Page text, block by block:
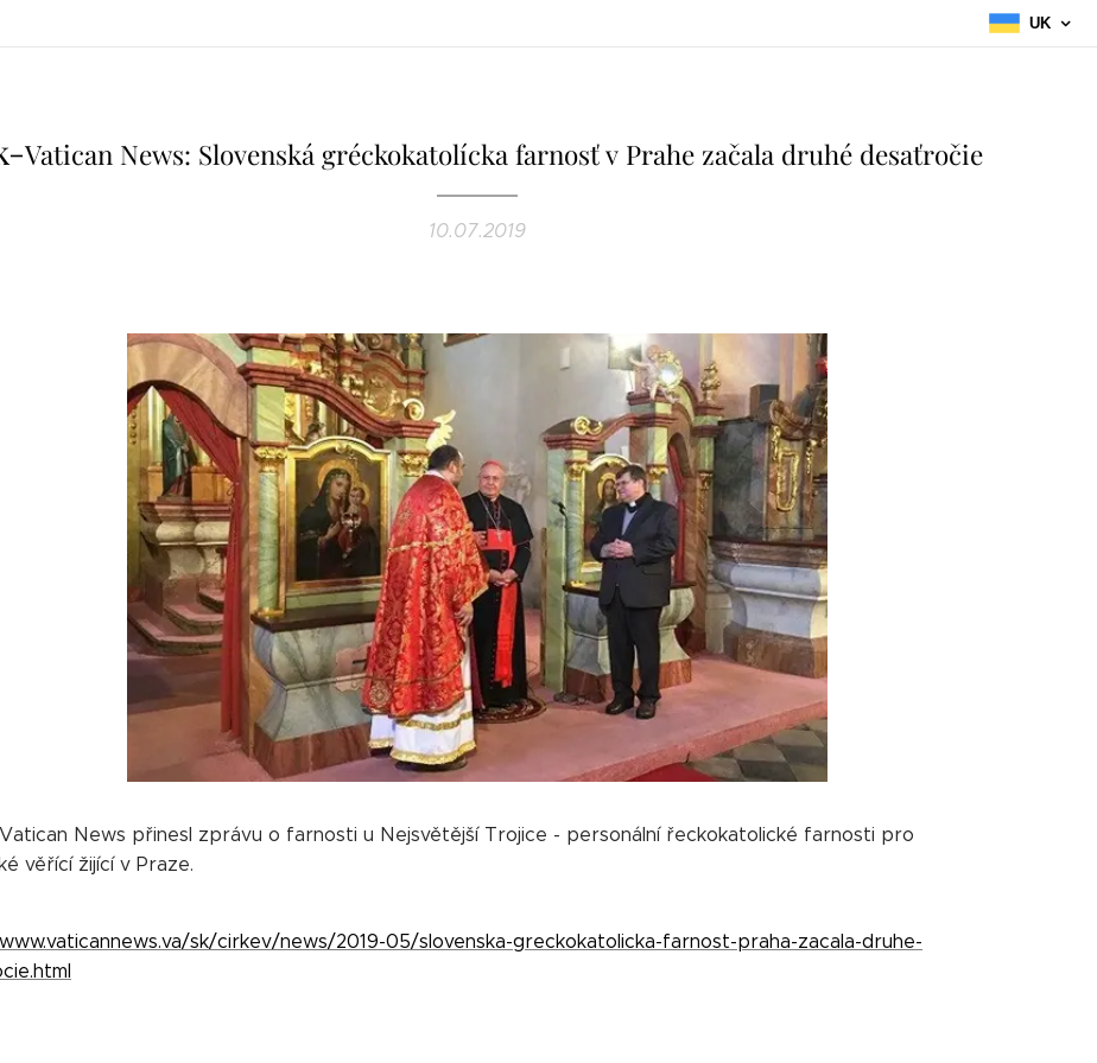
UK
Vatican News: Slovenská gréckokatolícka farnosť v Prahe začala druhé desaťročie
10.07.2019
News přinesl zprávu o farnosti u Nejsvětější Trojice - personální řeckokatolické farnosti pro
věřící žijící v Praze.
sk/cirkev/news/2019-05/slovenska-greckokatolicka-farnost-praha-zacala-druhe-